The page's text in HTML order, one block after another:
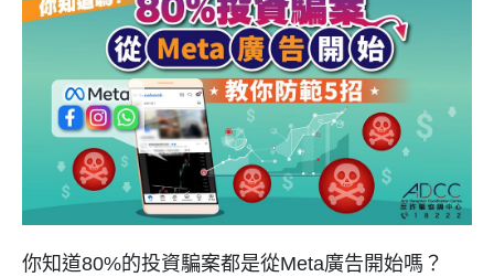
你知道80%的投資騙案都是從Meta廣告開始嗎？